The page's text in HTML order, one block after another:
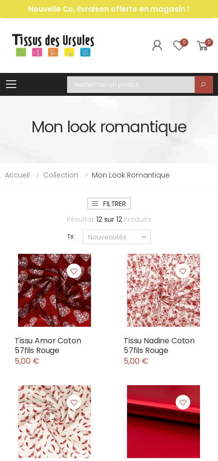
Nouvelle Co, livraison offerte en magasin !
0 0
Toggle mobile menu
Recherche
Mon look romantique
Accueil Collection Mon Look Romantique
FILTRER
Résultat 12 sur 12 Produits
Tri:
Tissu Amor Coton
57fils Rouge
5,00 €
Tissu Nadine Coton
57fils Rouge
5,00 €